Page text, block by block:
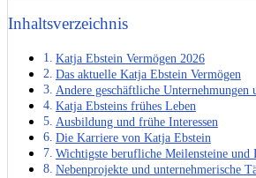
Inhaltsverzeichnis
Katja Ebstein Vermögen 2026
Das aktuelle Katja Ebstein Vermögen
Andere geschäftliche Unternehmungen
Katja Ebsteins frühes Leben
Ausbildung und frühe Interessen
Die Karriere von Katja Ebstein
Wichtigste berufliche Meilensteine und
Nebenprojekte und unternehmerische